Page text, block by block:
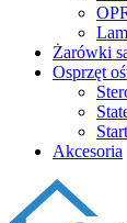
Żarówki
Osprzęt
Akcesoria